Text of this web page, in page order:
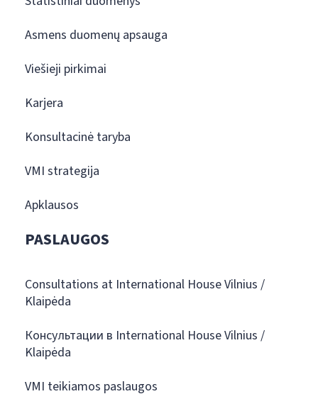
Asmens duomenų apsauga
Viešieji pirkimai
Karjera
Konsultacinė taryba
VMI strategija
Apklausos
PASLAUGOS
Consultations at International House Vilnius /
Klaipėda
Консультации в International House Vilnius /
Klaipėda
VMI teikiamos paslaugos